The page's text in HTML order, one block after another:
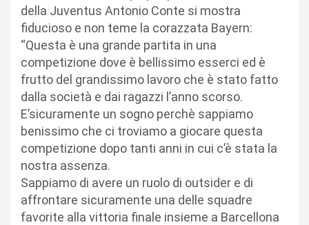
della Juventus Antonio Conte si mostra
fiducioso e non teme la corazzata Bayern:
“Questa è una grande partita in una
competizione dove è bellissimo esserci ed è
frutto del grandissimo lavoro che è stato fatto
dalla società e dai ragazzi l’anno scorso.
E’sicuramente un sogno perchè sappiamo
benissimo che ci troviamo a giocare questa
competizione dopo tanti anni in cui c’è stata la
nostra assenza.
Sappiamo di avere un ruolo di outsider e di
affrontare sicuramente una delle squadre
favorite alla vittoria finale insieme a Barcellona